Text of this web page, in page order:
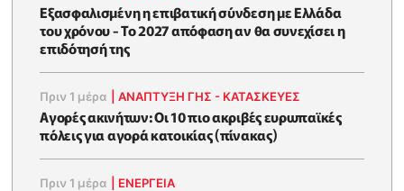
Εξασφαλισμένη η επιβατική σύνδεση με Ελλάδα
του χρόνου - Το 2027 απόφαση αν θα συνεχίσει η
επιδότησή της
Πριν 1 μέρα |ΑΝΑΠΤΥΞΗ ΓΗΣ - ΚΑΤΑΣΚΕΥΕΣ
Αγορές ακινήτων: Οι 10 πιο ακριβές ευρωπαϊκές
πόλεις για αγορά κατοικίας (πίνακας)
Πριν 1 μέρα ΕΝΈΡΓΕΙΑ